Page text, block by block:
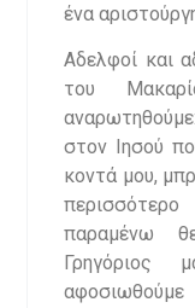
ένα
Αδελφοί και
του
στον Ιησού
κοντά μου,
παραμένω
Γρηγόριος